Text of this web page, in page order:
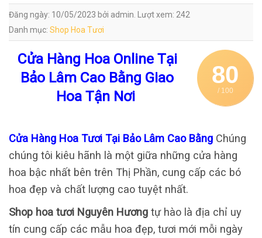
Đăng ngày: 10/05/2023 bởi admin. Lượt xem: 242
Danh mục: Shop Hoa Tươi
80
/ 100
Cửa Hàng Hoa Online Tại
Bảo Lâm Cao Bằng Giao
Hoa Tận Nơi
Cửa Hàng Hoa Tươi Tại Bảo Lâm Cao Bằng Chúng
chúng tôi kiêu hãnh là một giữa những cửa hàng
hoa bậc nhất bên trên Thị Phần, cung cấp các bó
hoa đẹp và chất lượng cao tuyệt nhất.
Shop hoa tươi Nguyên Hương tự hào là địa chỉ uy
tín cung cấp các mẫu hoa đẹp, tươi mới mỗi ngày